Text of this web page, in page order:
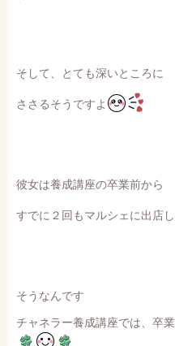
そして、とても深いところに
ささるそうですよ
彼女は養成講座の卒業前から
すでに２回もマルシェに出店
そうなんです
チャネラー養成講座では、卒